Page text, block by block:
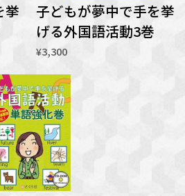
挙
子どもが夢中で手を挙
げる外国語活動3巻
¥3,300